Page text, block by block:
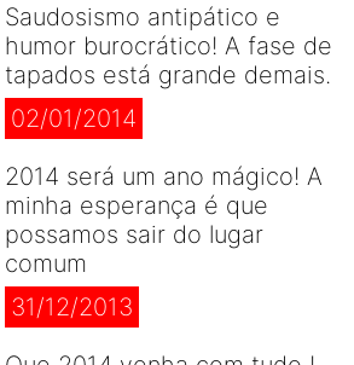
Saudosismo antipático e
humor burocrático! A fase de
tapados está grande demais.
02/01/2014
2014 será um ano mágico! A
minha esperança é que
possamos sair do lugar
comum
31/12/2013